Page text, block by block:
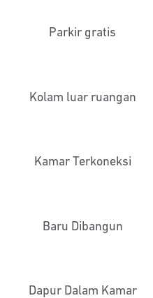
Parkir gratis
Kolam luar ruangan
Kamar Terkoneksi
Baru Dibangun
Dapur Dalam Kamar